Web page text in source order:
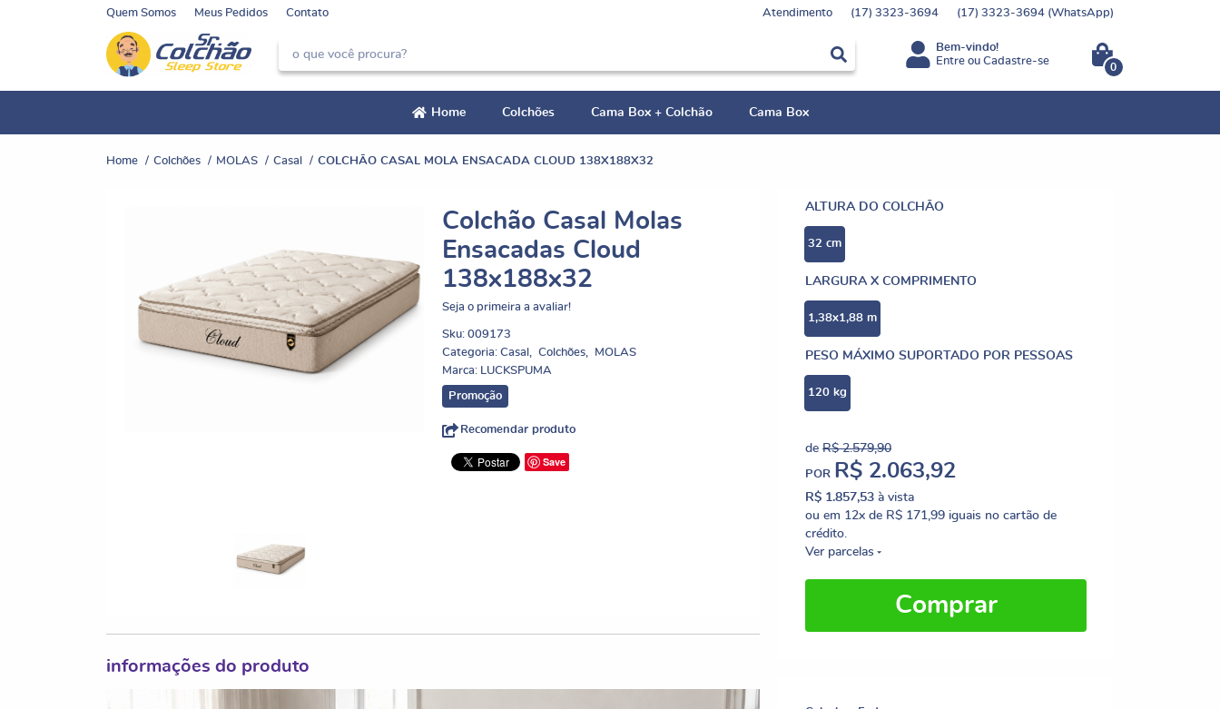
Quem Somos Meus Pedidos Contato Atendimento (17) 3323-3694 (17) 3323-3694 (WhatsApp)
Bem-vindo!
Entre ouCadastre-se 0
Home Colchões Cama Box + Colchão Cama Box
Home Colchões MOLAS Casal COLCHÃO CASAL MOLA ENSACADA CLOUD 138X188X32
Colchão Casal Molas
Ensacadas Cloud
138x188x32
Seja o primeira a avaliar!
Sku: 009173
Categoria: Casal Colchões
MOLAS
Marca: LUCKSPUMA
Promoção
Recomendar produto
Save
ALTURA DO COLCHÃO
32 cm
LARGURA X COMPRIMENTO
1,38x1,88 m
PESO MÁXIMO SUPORTADO POR PESSOAS
120 kg
de R$ 2.579,90
POR R$ 2.063,92
R$ 1.857,53 à vista
ou em 12x de R$ 171,99 iguais no cartão de
crédito.
Ver parcelas
Comprar
informações do produto